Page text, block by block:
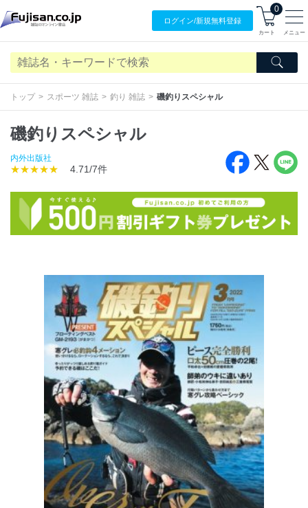
ログイン/新規無料登録
0
カート メニュー
トップ スポーツ 雑誌 釣り 雑誌 磯釣りスペシャル
磯釣りスペシャル
内外出版社
★★★★★ 4.71/7件